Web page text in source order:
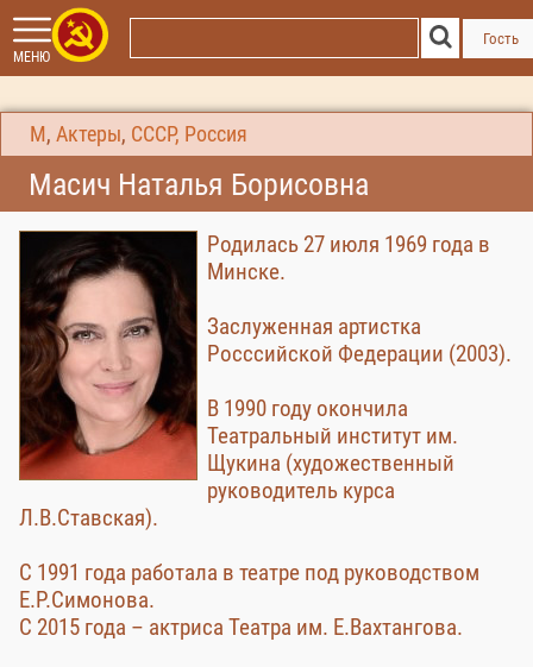
МЕНЮ
Гость
М , Актеры, СССР, Россия
Масич Наталья Борисовна
Родилась 27 июля 1969 года в
Минске.
Заслуженная артистка
Росссийской Федерации (2003).
В 1990 году окончила
Театральный институт им.
Щукина (художественный
руководитель курса
Л.В.Ставская).
С 1991 года работала в театре под руководством
Е.Р.Симонова.
С 2015 года – актриса Театра им. Е.Вахтангова.